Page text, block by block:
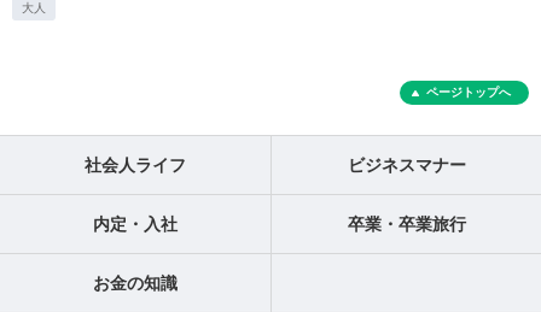
大人
ページトップへ
社会人ライフ ビジネスマナー
内定・入社 卒業・卒業旅行
お金の知識